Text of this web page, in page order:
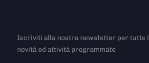
Iscriviti alla nostra newsletter per tutte
novità ed attività programmate